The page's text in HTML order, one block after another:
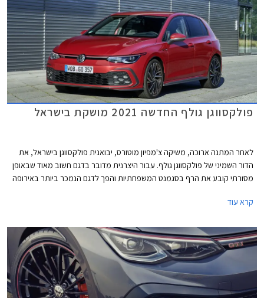
פולקסווגן גולף החדשה 2021 מושקת בישראל
לאחר המתנה ארוכה, משיקה צ'מפיון מוטורס, יבואנית פולקסווגן בישראל, את
הדור השמיני של פולקסווגן גולף. עבור היצרנית מדובר בדגם חשוב מאוד שבאופן
מסורתי קובע את הרף בסגמנט המשפחתיות והפך לדגם הנמכר ביותר באירופה
פולקסווגן שומר על אותו מתכון מוצלח אך מותאם לזמננו וכולל תא נוסעים חדשני
ומערכות בטיחות אקטיביות מתקדמות המאפשרות נהיגה חצי-אוטונומית.
קרא עוד